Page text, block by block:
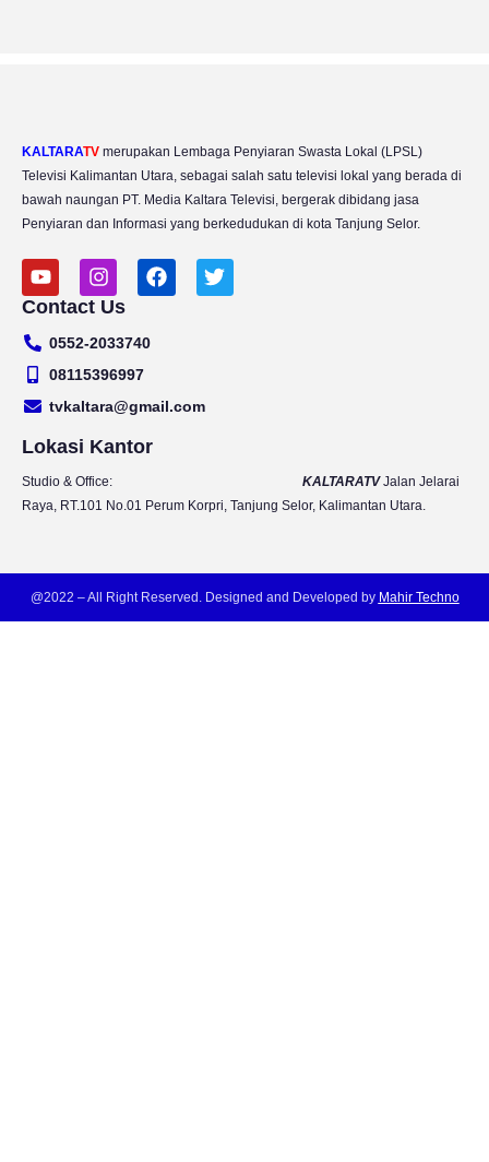
KALTARATV merupakan Lembaga Penyiaran Swasta Lokal (LPSL)
Televisi Kalimantan Utara, sebagai salah satu televisi lokal yang berada di
bawah naungan PT. Media Kaltara Televisi, bergerak dibidang jasa
Penyiaran dan Informasi yang berkedudukan di kota Tanjung Selor.
Y
o
u
u
b
I
n
s
a
g
a
m
F
a
k
T
w
Contact Us
0552-2033740
08115396997
tvkaltara@gmail.com
Lokasi Kantor
Studio & Office: KALTARATVJalan Jelarai
Raya, RT.101 No.01 Perum Korpri, Tanjung Selor, Kalimantan Utara.
@2022 – All Right Reserved. Designed and Developed by Mahir Techno